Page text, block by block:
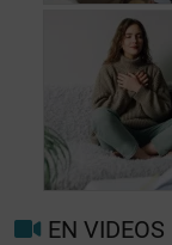
Quand
nouveau
migraine ou
tête?
EN VIDEOS